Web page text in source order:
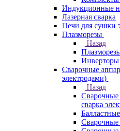
Индукционные
Лазерная сварка
Печи для сушки
Плазморезы
Назад
Инверторы
Сварочные
электродами)
Назад
сварка
Сварочные